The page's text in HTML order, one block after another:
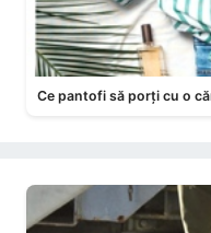
Ce pantofi să porți cu o